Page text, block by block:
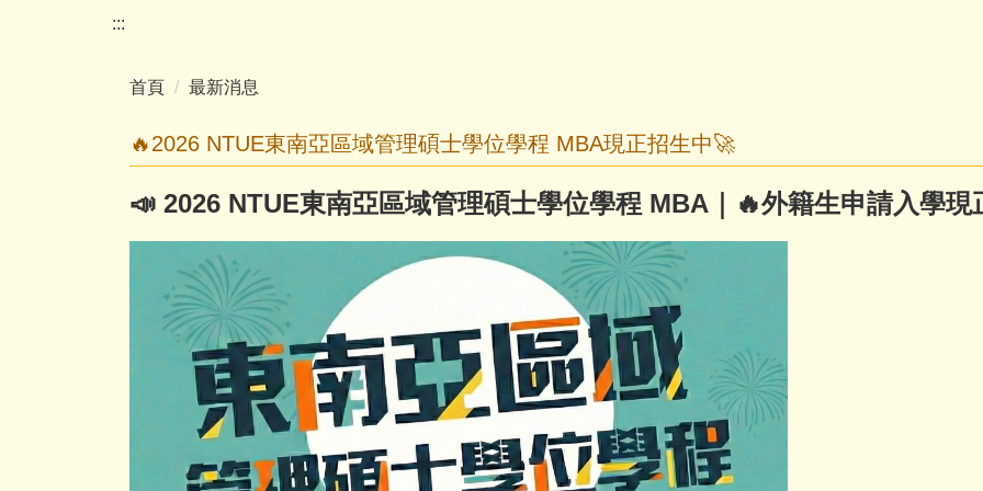
:::
首頁 最新消息
🔥2026 NTUE東南亞區域管理碩士學位學程 MBA現正招生中🚀
📣 2026 NTUE東南亞區域管理碩士學位學程 MBA｜ 🔥外籍生申請入學現